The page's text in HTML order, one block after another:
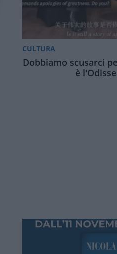
CULTURA
Dobbiamo scusarci
è